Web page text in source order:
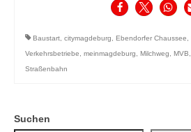
Baustart, citymagdeburg, Ebendorfer Chaussee,
Verkehrsbetriebe, meinmagdeburg, Milchweg, MVB,
Straßenbahn
Suchen